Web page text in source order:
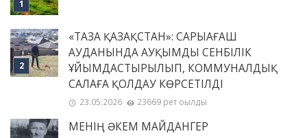
«ТАЗА ҚАЗАҚСТАН»: САРЫАҒАШ
АУДАНЫНДА АУҚЫМДЫ СЕНБІЛІК
ҰЙЫМДАСТЫРЫЛЫП, КОММУНАЛДЫҚ
САЛАҒА ҚОЛДАУ КӨРСЕТІЛДІ
23.05.2026 23669 рет оқылды
МЕНІҢ ƏКЕМ МАЙДАНГЕР